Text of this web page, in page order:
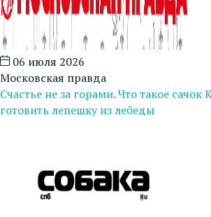
06 июля 2026
Московская правда
Счастье не за горами. Что такое сачок
готовить лепешку из лебеды